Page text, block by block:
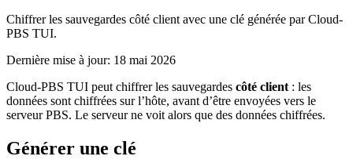
Chiffrer les sauvegardes côté client avec une clé générée par Cloud-
PBS TUI.
Dernière mise à jour: 18 mai 2026
Cloud-PBS TUI peut chiffrer les sauvegardes côté client : les
données sont chiffrées sur l’hôte, avant d’être envoyées vers le
serveur PBS. Le serveur ne voit alors que des données chiffrées.
Générer une clé